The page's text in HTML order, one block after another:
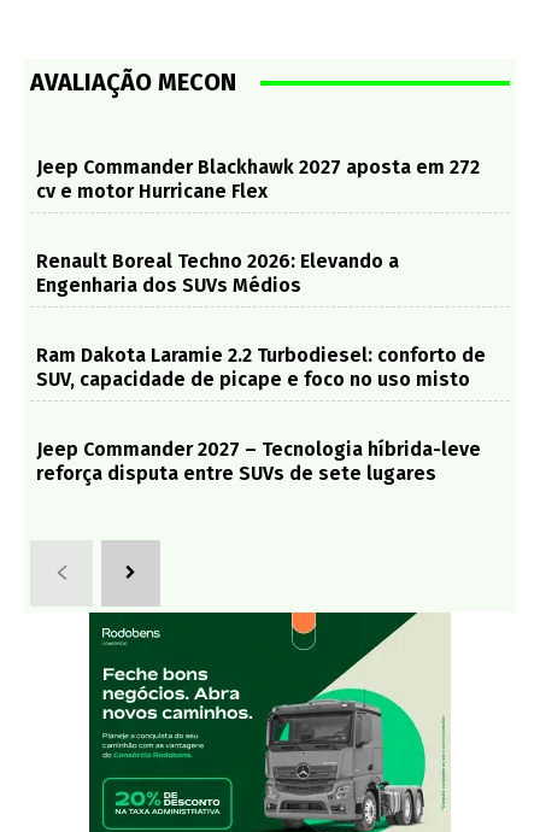
AVALIAÇÃO MECON
Jeep Commander Blackhawk 2027 aposta em 272
cv e motor Hurricane Flex
Renault Boreal Techno 2026: Elevando a
Engenharia dos SUVs Médios
Ram Dakota Laramie 2.2 Turbodiesel: conforto de
SUV, capacidade de picape e foco no uso misto
Jeep Commander 2027 – Tecnologia híbrida-leve
reforça disputa entre SUVs de sete lugares